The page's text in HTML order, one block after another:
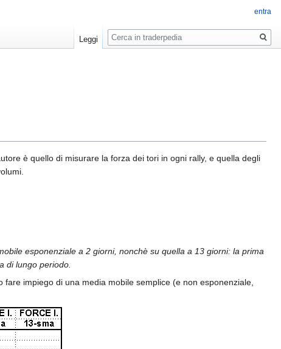
è quello di misurare la forza dei tori in ogni rally, e quella degli
esponenziale a 2 giorni, nonchè su quella a 13 giorni: la prima
di lungo periodo.
impiego di una media mobile semplice (e non esponenziale,
entra
Leggi
Ricerca